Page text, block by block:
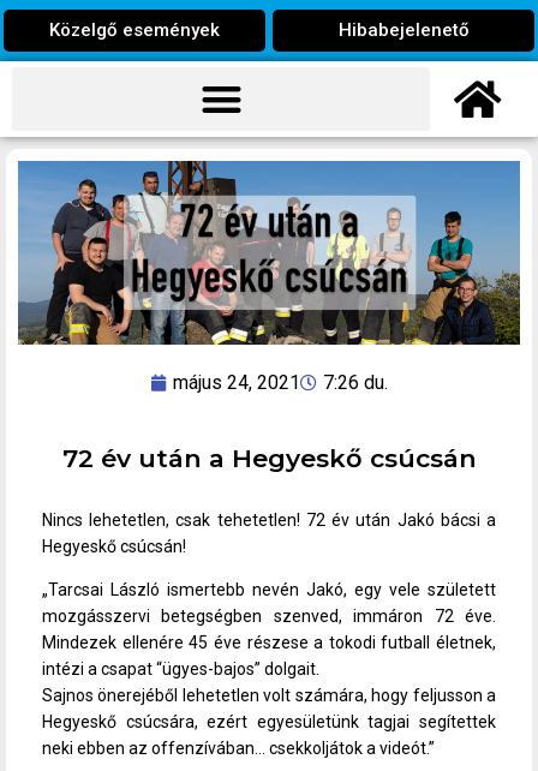
Közelgő események Hibabejelenető
május 24, 2021 7:26 du.
72 év után a Hegyeskő csúcsán
Nincs lehetetlen, csak tehetetlen! 72 év után Jakó bácsi a
Hegyeskő csúcsán!
„Tarcsai László ismertebb nevén Jakó, egy vele született
mozgásszervi betegségben szenved, immáron 72 éve.
Mindezek ellenére 45 éve részese a tokodi futball életnek,
intézi a csapat “ügyes-bajos” dolgait.
Sajnos önerejéből lehetetlen volt számára, hogy feljusson a
Hegyeskő csúcsára, ezért egyesületünk tagjai segítettek
neki ebben az offenzívában… csekkoljátok a videót.”